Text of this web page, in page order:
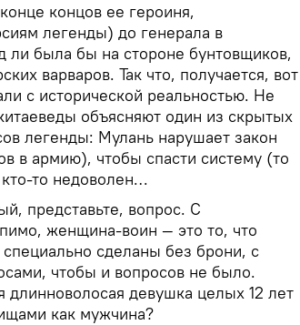
концов ее героиня,
легенды) до генерала в
ли была бы на стороне бунтовщиков,
варваров. Так что, получается, вот
с исторической реальностью. Не
объясняют один из скрытых
легенды: Мулань нарушает закон
в армию), чтобы спасти систему (то
то недоволен…
представьте, вопрос. С
женщина-воин — это то, что
сделаны без брони, с
чтобы и вопросов не было.
длинноволосая девушка целых 12 лет
как мужчина?